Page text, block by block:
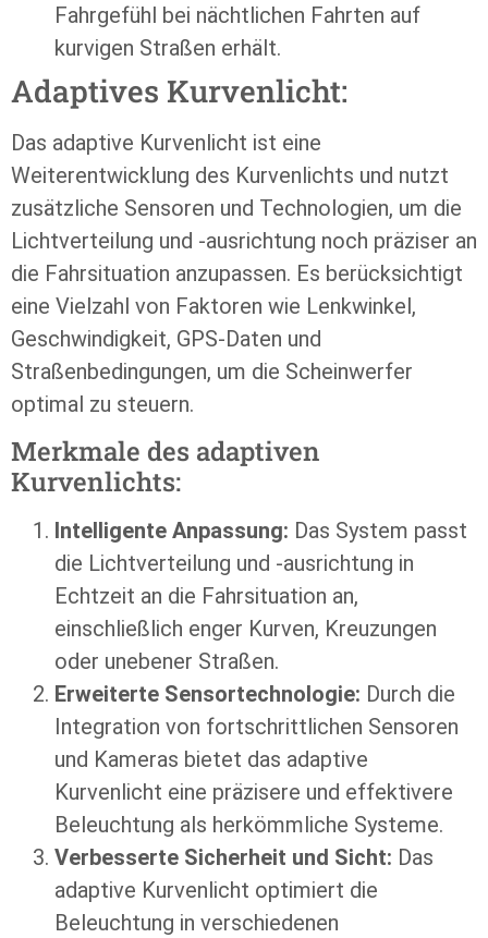
Fahrgefühl bei nächtlichen Fahrten auf
kurvigen Straßen erhält.
Adaptives Kurvenlicht:
Das adaptive Kurvenlicht ist eine
Weiterentwicklung des Kurvenlichts und nutzt
zusätzliche Sensoren und Technologien, um die
Lichtverteilung und -ausrichtung noch präziser an
die Fahrsituation anzupassen. Es berücksichtigt
eine Vielzahl von Faktoren wie Lenkwinkel,
Geschwindigkeit, GPS-Daten und
Straßenbedingungen, um die Scheinwerfer
optimal zu steuern.
Merkmale des adaptiven
Kurvenlichts:
Intelligente Anpassung: Das System passt
die Lichtverteilung und -ausrichtung in
Echtzeit an die Fahrsituation an,
einschließlich enger Kurven, Kreuzungen
oder unebener Straßen.
Erweiterte Sensortechnologie: Durch die
Integration von fortschrittlichen Sensoren
und Kameras bietet das adaptive
Kurvenlicht eine präzisere und effektivere
Beleuchtung als herkömmliche Systeme.
Verbesserte Sicherheit und Sicht: Das
adaptive Kurvenlicht optimiert die
Beleuchtung in verschiedenen